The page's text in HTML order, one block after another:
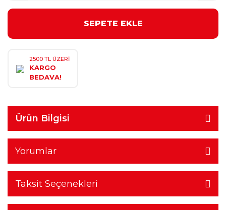
SEPETE EKLE
2500 TL ÜZERİ
KARGO
BEDAVA!
Ürün Bilgisi
Yorumlar
Taksit Seçenekleri